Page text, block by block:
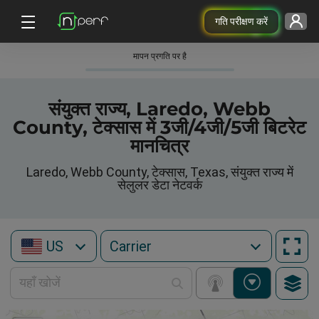
गति परीक्षण करें
मापन प्रगति पर है
संयुक्त राज्य, Laredo, Webb
County, टेक्सास में 3जी/4जी/5जी बिटरेट
मानचित्र
Laredo, Webb County, टेक्सास, Texas, संयुक्त राज्य में
सेलुलर डेटा नेटवर्क
US